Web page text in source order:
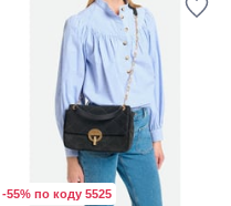
-55% по коду 5525